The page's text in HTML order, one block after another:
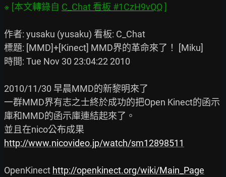
※ [本文轉錄自 C_Chat 看板 #1CzH9vQQ
作者: yusaku (yusaku) 看板: C_Chat
標題: [MMD]+[Kinect] MMD界的革命來了！ [Miku]
時間: Tue Nov 30 23:04:22 2010
2010/11/30 早晨MMD的新黎明來了
一群MMD界有志之士終於成功的把Open Kinect的函示
庫和MMD的函示庫連結起來了。
http://www.nicovideo.jp/watch/sm12898511
OpenKinect http://openkinect.org/wiki/Main_Page